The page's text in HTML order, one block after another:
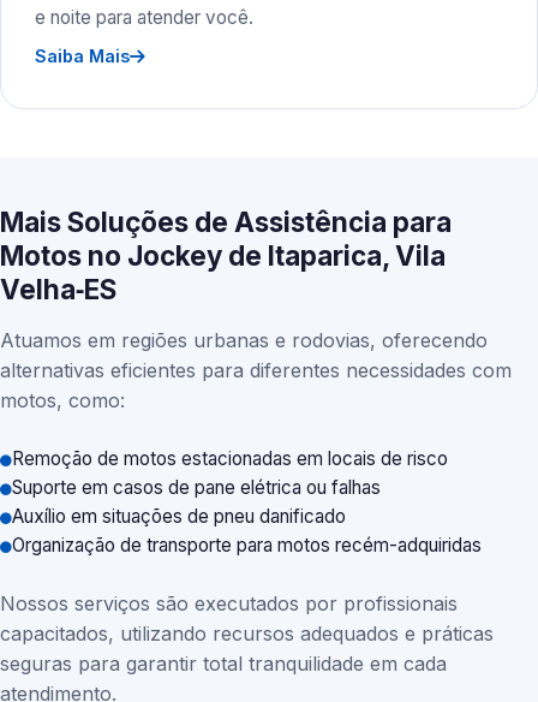
e noite para atender você.
Saiba Mais
Mais Soluções de Assistência para
Motos no Jockey de Itaparica, Vila
Velha‑ES
Atuamos em regiões urbanas e rodovias, oferecendo
alternativas eficientes para diferentes necessidades com
motos, como:
Remoção de motos estacionadas em locais de risco
Suporte em casos de pane elétrica ou falhas
Auxílio em situações de pneu danificado
Organização de transporte para motos recém-adquiridas
Nossos serviços são executados por profissionais
capacitados, utilizando recursos adequados e práticas
seguras para garantir total tranquilidade em cada
atendimento.